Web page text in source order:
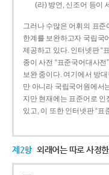
(라) 방언, 신조어 등이
그러나 수많은 어휘의 표
한계를 보완하고자 국립국
제공하고 있다. 인터넷판 “
종이 사전 “표준국어대사
보완 중이다. 여기에서 방
만 아니라 국립국어원에서
지만 현재에는 표준어로
있고, 이 또한 인터넷판 “표
제2항 외래어는 따로 사정한